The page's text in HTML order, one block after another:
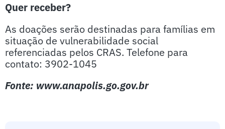
Quer receber?
As doações serão destinadas para famílias em
situação de vulnerabilidade social
referenciadas pelos CRAS. Telefone para
contato: 3902-1045
Fonte: www.anapolis.go.gov.br